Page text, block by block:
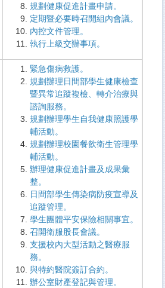
規劃健康促進計畫申請。
定期暨必要時召開組內會議。
內控文件管理。
執行上級交辦事項。
緊急傷病救護。
規劃辦理日間部學生健康檢查
暨異常追蹤複檢、轉介治療與
諮詢服務。
規劃辦理學生自我健康照護學
輔活動。
規劃辦理校園餐飲衛生管理學
輔活動。
辦理健康促進計畫及成果彙
整。
日間部學生傳染病防疫宣導及
追蹤管理。
學生團體平安保險相關事宜。
召開衛服股長會議。
支援校內大型活動之醫療服
務。
與特約醫院簽訂合約。
辦公室財產登記與管理。